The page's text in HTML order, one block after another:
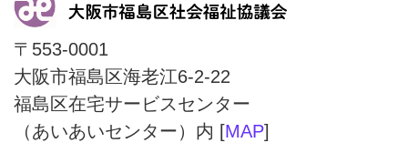
〒553-0001
大阪市福島区海老江6-2-22
福島区在宅サービスセンター
（あいあいセンター）内 [MAP]